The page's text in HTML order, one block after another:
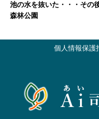
池の水を抜いた・・・その
森林公園
個人情報保護